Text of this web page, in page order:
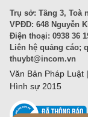
Trụ sở: Tầng 3, Toà
VPĐD: 648 Nguyễn
Điện thoại: 0938 36
Liên hệ quảng cáo;
thuybt@incom.vn
Văn Bản Pháp Luật |
Hình sự 2015